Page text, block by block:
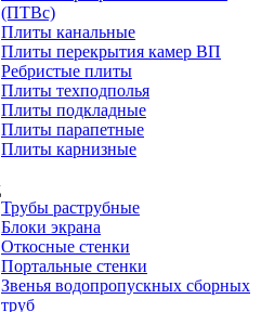
(ПТВс)
Плиты канальные
Плиты перекрытия камер ВП
Ребристые плиты
Плиты техподполья
Плиты подкладные
Плиты парапетные
Плиты карнизные
Трубы раструбные
Блоки экрана
Откосные стенки
Портальные стенки
Звенья водопропускных сборных
труб